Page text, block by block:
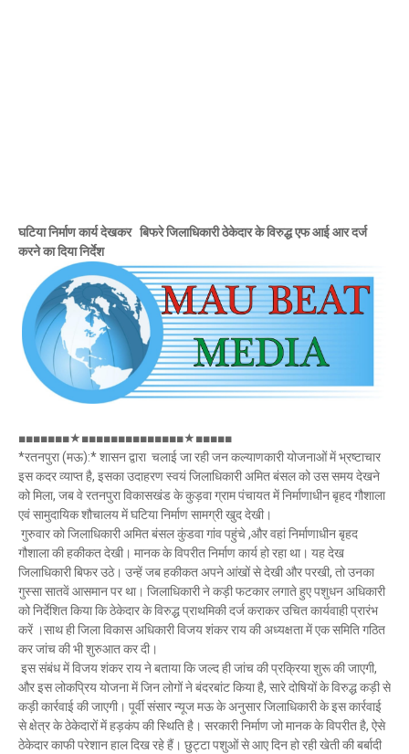
Mau:- V-Mart को जिला प्रशासन ने किया सील
Mau Beat Media-Dec 19 2022
Mau:-माफिया मुख्तार अंसारी के सहयोगी रफीक पर बड़ी
Mau Beat Media-Dec 14 2022
Mau:- प्री बोर्ड टापर्स को किया गया सम्मानित
Mau Beat Media -Dec 14 2022
Mau:-जिलाधिकारी ने गुंडा एक्ट के तहत 10 लोगों को किया जिला
Mau Beat Media-Dec 10 2022
Mau:-मऊ के काजीटोला निवासी गौरव वर्मा बने आइएएस
Mau:-शिव धनुष भंग,राम बारात कल
Mau Beat Media Nov 28 2022
Mau:-जांच में 74 खाद्य नमूनों में 19 में मिली मिलावट
Mau Beat Media-Nov 15 2022
Mau:-जिला पंचायत सदस्य प्रतिनिधि को बनाया बंधक
Mau Beat Media-Nov 14 2022
Mau:-सांप को हाथ में लपेटे में पहुंचा युवक अस्पताल, मची अफरा
Mau Beat Media-Nov 14 2022
Prayagraj:- इतिहास के पन्नों में विलुप्त हो गये स्वतंत्रता
Mau Beat Media-Sep 22 2024
घटिया निर्माण कार्य देखकर बिफरे जिलाधिकारी ठेकेदार के विरुद्ध एफ आई आर दर्ज
करने का दिया निर्देश
■■■■■■■★■■■■■■■■■■■■■■★■■■■■
*रतनपुरा (मऊ):* शासन द्वारा चलाई जा रही जन कल्याणकारी योजनाओं में भ्रष्टाचार
इस कदर व्याप्त है, इसका उदाहरण स्वयं जिलाधिकारी अमित बंसल को उस समय देखने
को मिला, जब वे रतनपुरा विकासखंड के कुड़वा ग्राम पंचायत में निर्माणाधीन बृहद गौशाला
एवं सामुदायिक शौचालय में घटिया निर्माण सामग्री खुद देखी।
गुरुवार को जिलाधिकारी अमित बंसल कुंडवा गांव पहुंचे ,और वहां निर्माणाधीन बृहद
गौशाला की हकीकत देखी। मानक के विपरीत निर्माण कार्य हो रहा था। यह देख
जिलाधिकारी बिफर उठे। उन्हें जब हकीकत अपने आंखों से देखी और परखी, तो उनका
गुस्सा सातवें आसमान पर था। जिलाधिकारी ने कड़ी फटकार लगाते हुए पशुधन अधिकारी
को निर्देशित किया कि ठेकेदार के विरुद्ध प्राथमिकी दर्ज कराकर उचित कार्यवाही प्रारंभ
करें ।साथ ही जिला विकास अधिकारी विजय शंकर राय की अध्यक्षता में एक समिति गठित
कर जांच की भी शुरुआत कर दी।
इस संबंध में विजय शंकर राय ने बताया कि जल्द ही जांच की प्रक्रिया शुरू की जाएगी,
और इस लोकप्रिय योजना में जिन लोगों ने बंदरबांट किया है, सारे दोषियों के विरुद्ध कड़ी से
कड़ी कार्रवाई की जाएगी। पूर्वी संसार न्यूज मऊ के अनुसार जिलाधिकारी के इस कार्रवाई
से क्षेत्र के ठेकेदारों में हड़कंप की स्थिति है। सरकारी निर्माण जो मानक के विपरीत है, ऐसे
ठेकेदार काफी परेशान हाल दिख रहे हैं। छुट्टा पशुओं से आए दिन हो रही खेती की बर्बादी